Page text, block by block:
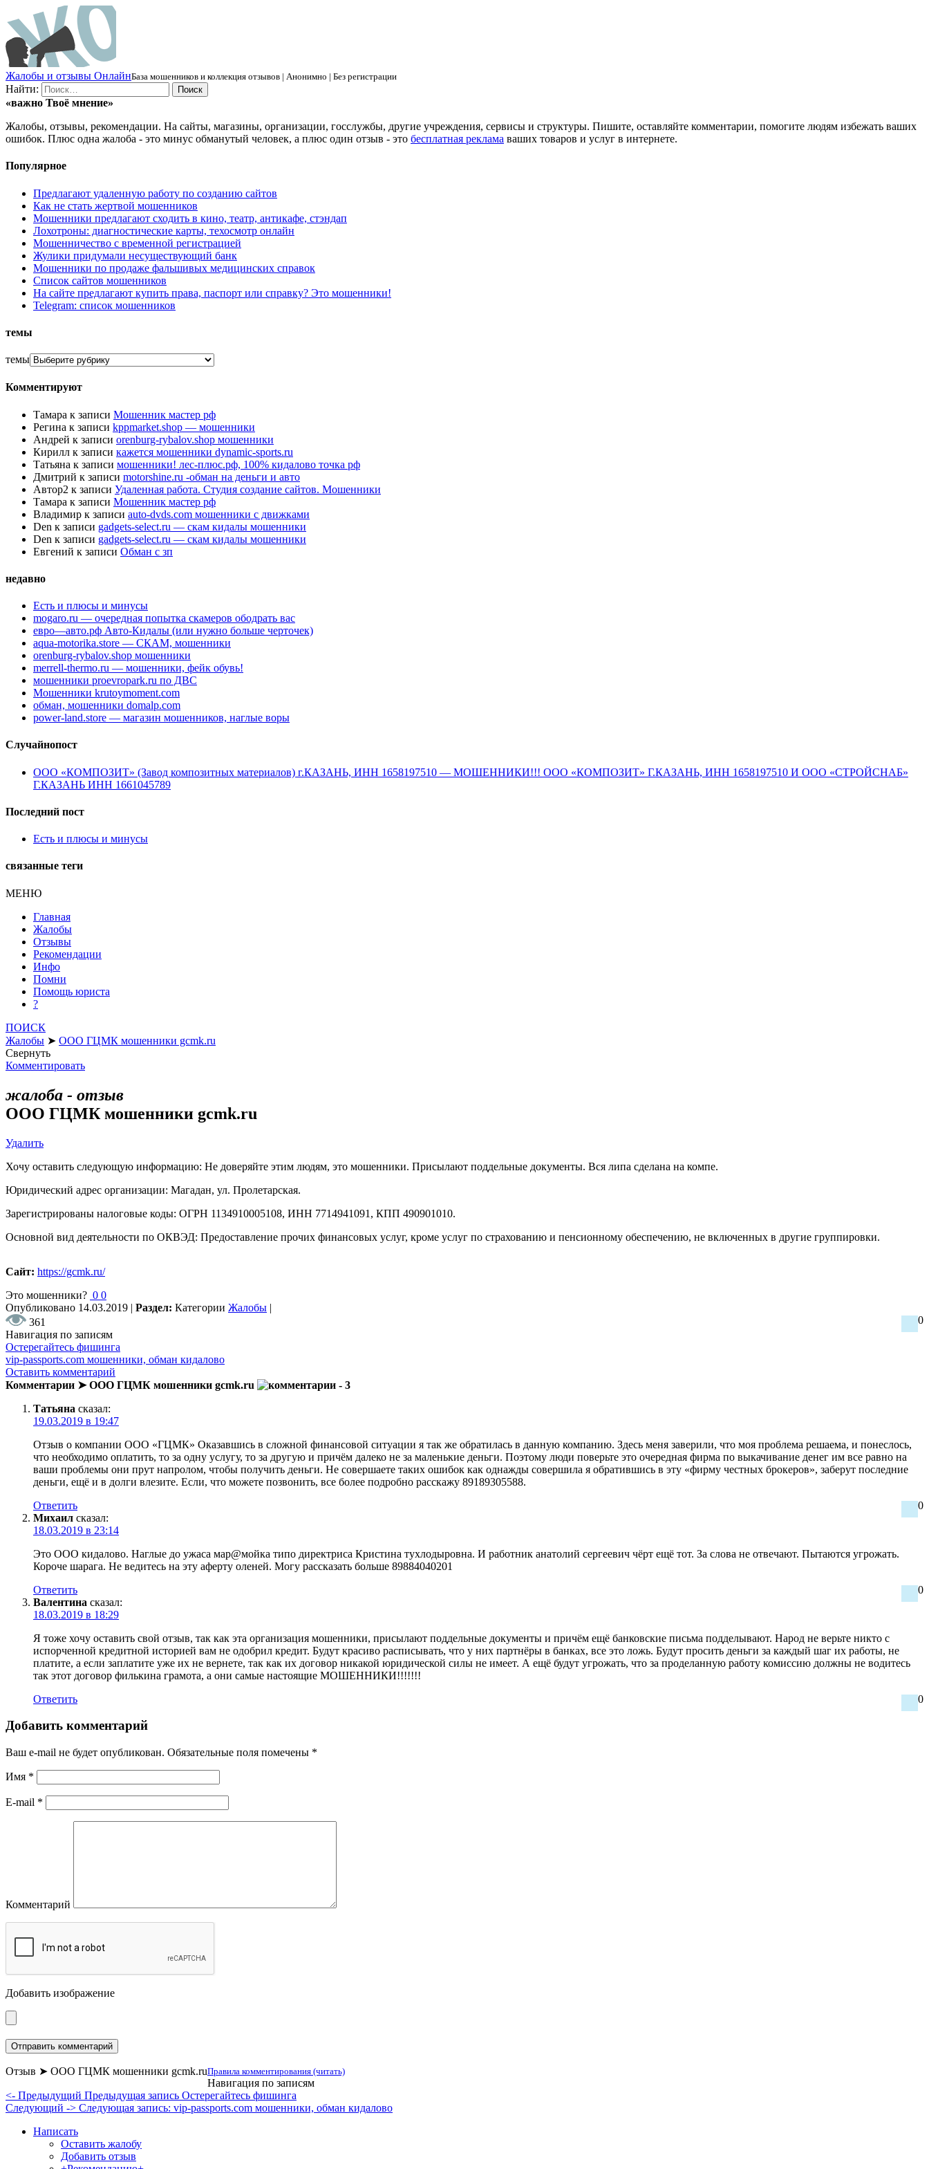
Жалобы и отзывы ОнлайнБаза мошенников и коллекция отзывов | Анонимно | Без регистрации
Найти:
«важно Твоё мнение»
Жалобы, отзывы, рекомендации. На сайты, магазины, организации, госслужбы, другие учреждения, сервисы и структуры. Пишите, оставляйте комментарии, помогите людям избежать ваших
ошибок. Плюс одна жалоба - это минус обманутый человек, а плюс один отзыв - это бесплатная реклама ваших товаров и услуг в интернете.
Популярное
Предлагают удаленную работу по созданию сайтов
Как не стать жертвой мошенников
Мошенники предлагают сходить в кино, театр, антикафе, стэндап
Лохотроны: диагностические карты, техосмотр онлайн
Мошенничество с временной регистрацией
Жулики придумали несуществующий банк
Мошенники по продаже фальшивых медицинских справок
Список сайтов мошенников
На сайте предлагают купить права, паспорт или справку? Это мошенники!
Telegram: список мошенников
темы
темы
Комментируют
Тамара к записи Мошенник мастер рф
Регина к записи kppmarket.shop — мошенники
Андрей к записи orenburg-rybalov.shop мошенники
Кирилл к записи кажется мошенники dynamic-sports.ru
Татьяна к записи мошенники! лес-плюс.рф, 100% кидалово точка рф
Дмитрий к записи motorshine.ru -обман на деньги и авто
Автор2 к записи Удаленная работа. Студия создание сайтов. Мошенники
Тамара к записи Мошенник мастер рф
Владимир к записи auto-dvds.com мошенники с движками
Den к записи gadgets-select.ru — скам кидалы мошенники
Den к записи gadgets-select.ru — скам кидалы мошенники
Евгений к записи Обман с зп
недавно
Есть и плюсы и минусы
mogaro.ru — очередная попытка скамеров ободрать вас
евро—авто.рф Авто-Кидалы (или нужно больше черточек)
aqua-motorika.store — СКАМ, мошенники
orenburg-rybalov.shop мошенники
merrell-thermo.ru — мошенники, фейк обувь!
мошенники proevropark.ru по ДВС
Мошенники krutoymoment.com
обман, мошенники domalp.com
power-land.store — магазин мошенников, наглые воры
Случайнопост
ООО «КОМПОЗИТ» (Завод композитных материалов) г.КАЗАНЬ, ИНН 1658197510 — МОШЕННИКИ!!! ООО «КОМПОЗИТ» Г.КАЗАНЬ, ИНН 1658197510 И ООО «СТРОЙСНАБ»
Г.КАЗАНЬ ИНН 1661045789
Последний пост
Есть и плюсы и минусы
связанные теги
МЕНЮ
Главная
Жалобы
Отзывы
Рекомендации
Инфо
Помни
Помощь юриста
?
ПОИСК
Жалобы ➤ ООО ГЦМК мошенники gcmk.ru
Свернуть
Комментировать
жалоба - отзыв
ООО ГЦМК мошенники gcmk.ru
Удалить
Хочу оставить следующую информацию: Не доверяйте этим людям, это мошенники. Присылают поддельные документы. Вся липа сделана на компе.
Юридический адрес организации: Магадан, ул. Пролетарская.
Зарегистрированы налоговые коды: ОГРН 1134910005108, ИНН 7714941091, КПП 490901010.
Основной вид деятельности по ОКВЭД: Предоставление прочих финансовых услуг, кроме услуг по страхованию и пенсионному обеспечению, не включенных в другие группировки.
Сайт: https://gcmk.ru/
Это мошенники? 0 0
Опубликовано 14.03.2019 | Раздел: Категории Жалобы |
361
0
Навигация по записям
Остерегайтесь фишинга
vip-passports.com мошенники, обман кидалово
Оставить комментарий
Комментарии ➤ ООО ГЦМК мошенники gcmk.ru
- 3
Татьяна сказал:
19.03.2019 в 19:47
Отзыв о компании ООО «ГЦМК» Оказавшись в сложной финансовой ситуации я так же обратилась в данную компанию. Здесь меня заверили, что моя проблема решаема, и понеслось,
что необходимо оплатить, то за одну услугу, то за другую и причём далеко не за маленькие деньги. Поэтому люди поверьте это очередная фирма по выкачивание денег им все равно на
ваши проблемы они прут напролом, чтобы получить деньги. Не совершаете таких ошибок как однажды совершила я обратившись в эту «фирму честных брокеров», заберут последние
деньги, ещё и в долги влезите. Если, что можете позвонить, все более подробно расскажу 89189305588.
0
Ответить
Михаил сказал:
18.03.2019 в 23:14
Это ООО кидалово. Наглые до ужаса мар@мойка типо директриса Кристина тухлодыровна. И работник анатолий сергеевич чёрт ещё тот. За слова не отвечают. Пытаются угрожать.
Короче шарага. Не ведитесь на эту аферту оленей. Могу рассказать больше 89884040201
0
Ответить
Валентина сказал:
18.03.2019 в 18:29
Я тоже хочу оставить свой отзыв, так как эта организация мошенники, присылают поддельные документы и причём ещё банковские письма подделывают. Народ не верьте никто с
испорченной кредитной историей вам не одобрил кредит. Будут красиво расписывать, что у них партнёры в банках, все это ложь. Будут просить деньги за каждый шаг их работы, не
платите, а если заплатите уже их не вернете, так как их договор никакой юридической силы не имеет. А ещё будут угрожать, что за проделанную работу комиссию должны не водитесь
так этот договор филькина грамота, а они самые настоящие МОШЕННИКИ!!!!!!!
0
Ответить
Добавить комментарий
Ваш e-mail не будет опубликован. Обязательные поля помечены *
Имя *
E-mail *
Комментарий
Добавить изображение
Правила комментирования (читать)
Отзыв ➤ ООО ГЦМК мошенники gcmk.ru
Навигация по записям
<- Предыдущий Предыдущая запись Остерегайтесь фишинга
Следующий -> Следующая запись: vip-passports.com мошенники, обман кидалово
Написать
Оставить жалобу
Добавить отзыв